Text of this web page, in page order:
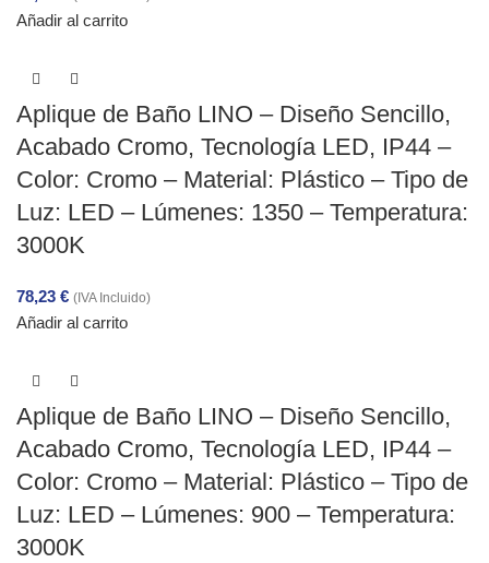
Añadir al carrito
Aplique de Baño LINO – Diseño Sencillo,
Acabado Cromo, Tecnología LED, IP44 –
Color: Cromo – Material: Plástico – Tipo de
Luz: LED – Lúmenes: 1350 – Temperatura:
3000K
78,23 € (IVA Incluido)
Añadir al carrito
Aplique de Baño LINO – Diseño Sencillo,
Acabado Cromo, Tecnología LED, IP44 –
Color: Cromo – Material: Plástico – Tipo de
Luz: LED – Lúmenes: 900 – Temperatura:
3000K